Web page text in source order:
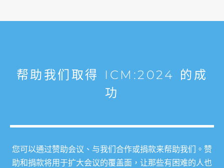
帮助我们取得 ICM:2024 的成
功
您可以通过赞助会议、与我们合作或捐款来帮助我们。赞
助和捐款将用于扩大会议的覆盖面，让那些有困难的人也